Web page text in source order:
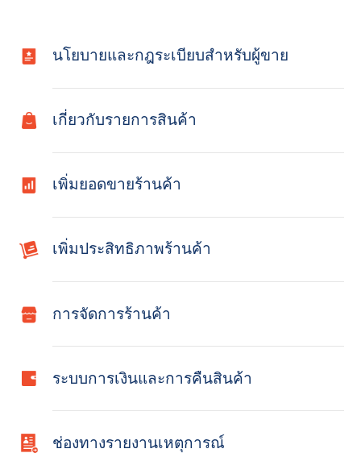
นโยบายและกฎระเบียบสำหรับผู้ขาย
เกี่ยวกับรายการสินค้า
เพิ่มยอดขายร้านค้า
เพิ่มประสิทธิภาพร้านค้า
การจัดการร้านค้า
ระบบการเงินและการคืนสินค้า
ช่องทางรายงานเหตุการณ์